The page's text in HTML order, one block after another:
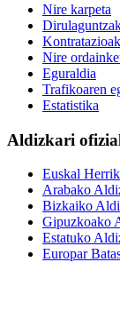
Nire karpeta
Kontratazioak
Nire
Eguraldia
Trafikoaren
Estatistika
Aldizkari
Euskal
Arabako
Bizkaiko
Gipuzkoako
Estatuko
Europar